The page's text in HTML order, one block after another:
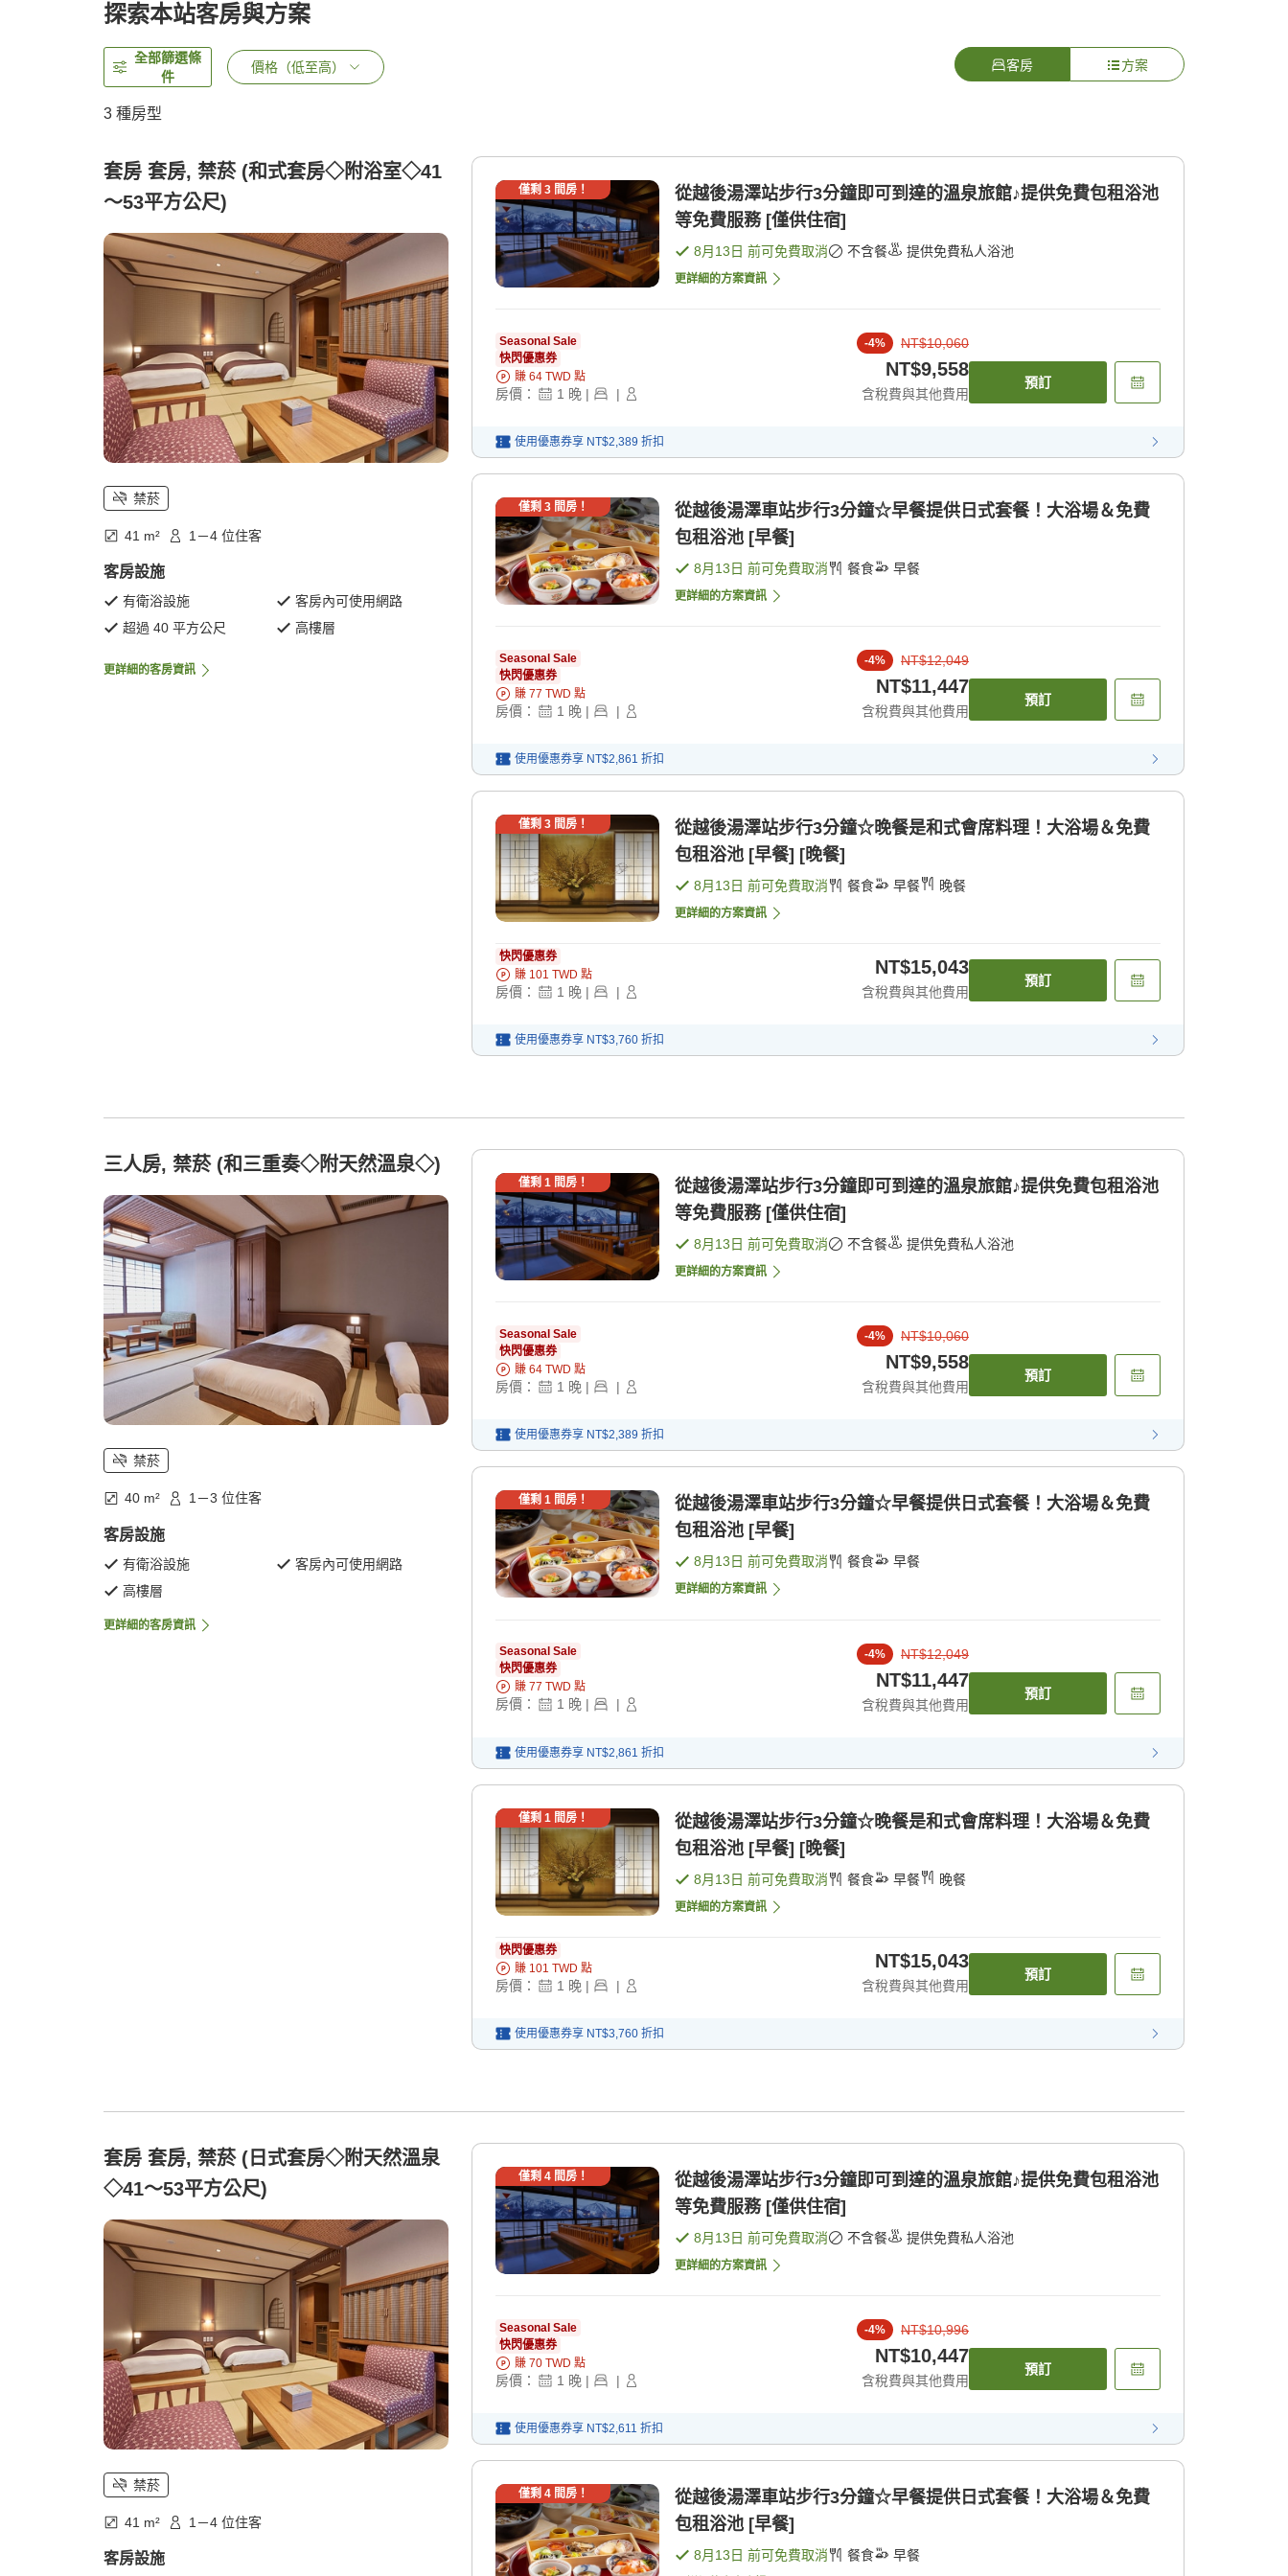
探索本站客房與方案
全部篩選條
件
價格（低至高） 客房 方案
3 種房型
套房 套房, 禁菸 (和式套房◇附浴室◇41
～53平方公尺)
禁菸
41 m² 1－4 位住客
客房設施
有衛浴設施
客房內可使用網路
超過 40 平方公尺
高樓層
更詳細的客房資訊
僅剩 3間房！
從越後湯澤站步行3分鐘即可到達的溫泉旅館♪提供免費包租浴池
等免費服務 [僅供住宿]
8月13日 前可免費取消 不含餐 提供免費私人浴池
更詳細的方案資訊
Seasonal Sale
快閃優惠券
賺 64 TWD 點
房價： 1 晚 | |
-4% NT$10,060
NT$9,558
含稅費與其他費用
預訂
使用優惠券享 NT$2,389 折扣
僅剩 3間房！
從越後湯澤車站步行3分鐘☆早餐提供日式套餐！大浴場＆免費
包租浴池 [早餐]
8月13日 前可免費取消 餐食 早餐
更詳細的方案資訊
Seasonal Sale
快閃優惠券
賺 77 TWD 點
房價： 1 晚 | |
-4% NT$12,049
NT$11,447
含稅費與其他費用
預訂
使用優惠券享 NT$2,861 折扣
僅剩 3間房！
從越後湯澤站步行3分鐘☆晚餐是和式會席料理！大浴場＆免費
包租浴池 [早餐] [晚餐]
8月13日 前可免費取消 餐食 早餐 晚餐
更詳細的方案資訊
快閃優惠券
賺 101 TWD 點
房價： 1 晚 | |
NT$15,043
含稅費與其他費用
預訂
使用優惠券享 NT$3,760 折扣
三人房, 禁菸 (和三重奏◇附天然溫泉◇)
禁菸
40 m² 1－3 位住客
客房設施
有衛浴設施
客房內可使用網路
高樓層
更詳細的客房資訊
僅剩 1間房！
從越後湯澤站步行3分鐘即可到達的溫泉旅館♪提供免費包租浴池
等免費服務 [僅供住宿]
8月13日 前可免費取消 不含餐 提供免費私人浴池
更詳細的方案資訊
Seasonal Sale
快閃優惠券
賺 64 TWD 點
房價： 1 晚 | |
-4% NT$10,060
NT$9,558
含稅費與其他費用
預訂
使用優惠券享 NT$2,389 折扣
僅剩 1間房！
從越後湯澤車站步行3分鐘☆早餐提供日式套餐！大浴場＆免費
包租浴池 [早餐]
8月13日 前可免費取消 餐食 早餐
更詳細的方案資訊
Seasonal Sale
快閃優惠券
賺 77 TWD 點
房價： 1 晚 | |
-4% NT$12,049
NT$11,447
含稅費與其他費用
預訂
使用優惠券享 NT$2,861 折扣
僅剩 1 間房！
從越後湯澤站步行3分鐘☆晚餐是和式會席料理！大浴場＆免費
包租浴池 [早餐] [晚餐]
8月13日 前可免費取消 餐食 早餐 晚餐
更詳細的方案資訊
快閃優惠券
賺 101 TWD 點
房價： 1 晚 | |
NT$15,043
含稅費與其他費用
預訂
使用優惠券享 NT$3,760 折扣
套房 套房, 禁菸 (日式套房◇附天然溫泉
◇41～53平方公尺)
禁菸
41 m² 1－4 位住客
客房設施
僅剩 4間房！
從越後湯澤站步行3分鐘即可到達的溫泉旅館♪提供免費包租浴池
等免費服務 [僅供住宿]
8月13日 前可免費取消 不含餐 提供免費私人浴池
更詳細的方案資訊
Seasonal Sale
快閃優惠券
賺 70 TWD 點
房價： 1 晚 | |
-4% NT$10,996
NT$10,447
含稅費與其他費用
預訂
使用優惠券享 NT$2,611 折扣
僅剩 4間房！
從越後湯澤車站步行3分鐘☆早餐提供日式套餐！大浴場＆免費
包租浴池 [早餐]
8月13日 前可免費取消 餐食 早餐